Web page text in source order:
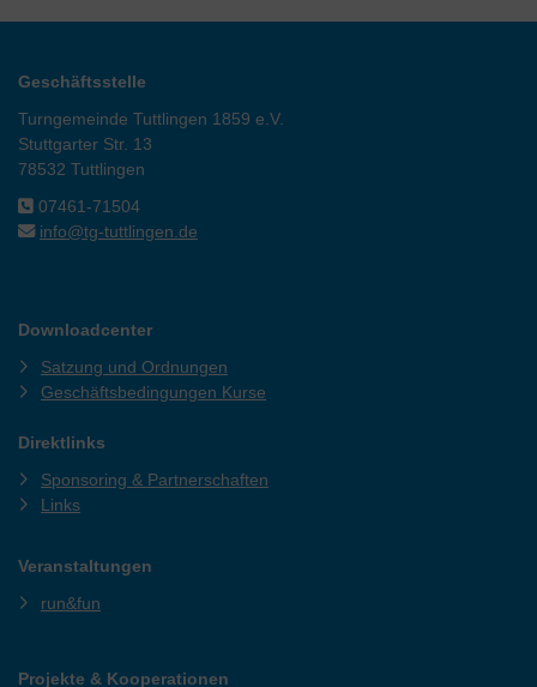
Geschäftsstelle
Turngemeinde Tuttlingen 1859 e.V.
Stuttgarter Str. 13
78532 Tuttlingen
07461-71504
info@tg-tuttlingen.de
Downloadcenter
Satzung und Ordnungen
Geschäftsbedingungen Kurse
Direktlinks
Sponsoring & Partnerschaften
Links
Veranstaltungen
run&fun
Projekte & Kooperationen